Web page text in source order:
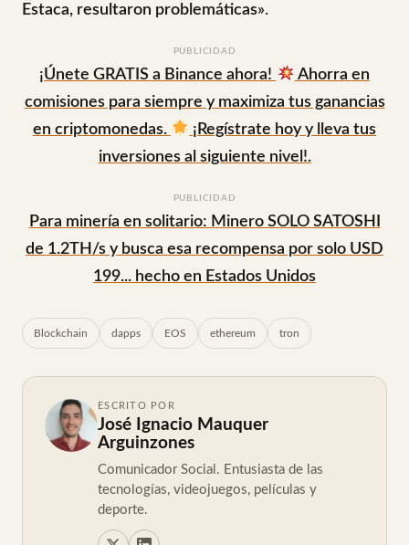
Estaca, resultaron problemáticas».
PUBLICIDAD
¡Únete GRATIS a Binance ahora!
Ahorra en
comisiones para siempre y maximiza tus ganancias
en criptomonedas.
¡Regístrate hoy y lleva tus
inversiones al siguiente nivel!.
PUBLICIDAD
Para minería en solitario: Minero SOLO SATOSHI
de 1.2TH/s y busca esa recompensa por solo USD
199... hecho en Estados Unidos
Blockchain dapps EOS ethereum tron
ESCRITO POR
José Ignacio Mauquer
Arguinzones
Comunicador Social. Entusiasta de las
tecnologías, videojuegos, películas y
deporte.